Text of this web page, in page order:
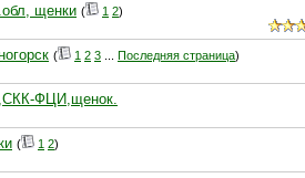
щенки ( 1 2)
( 1 2 3 Последняя страница)
ФЦИ,щенок.
( 1 2)